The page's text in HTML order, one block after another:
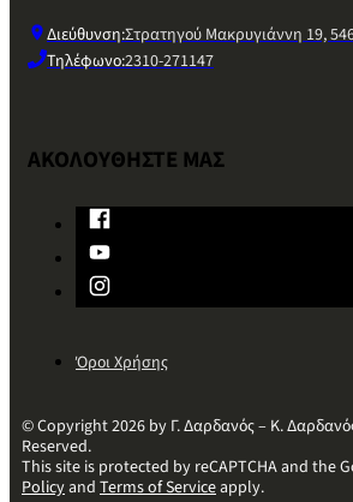
Διεύθυνση:Στρατηγού Μακρυγιάννη 19,
Τηλέφωνο:2310-271147
ΑΚΟΛΟΥΘΗΣΤΕ ΜΑΣ
Όροι Χρήσης
© Copyright 2026 by Γ. Δαρδανός – Κ.
Reserved.
This site is protected by reCAPTCHA and the
Policyand Terms of Serviceapply.